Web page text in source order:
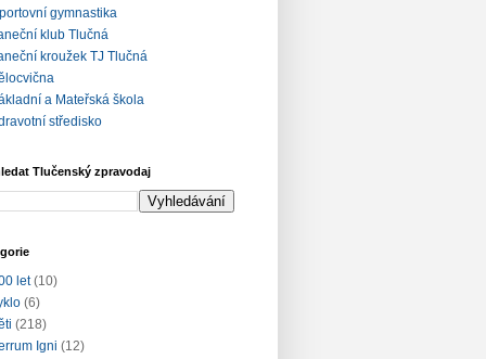
gymnastika
klub Tlučná
kroužek TJ Tlučná
a Mateřská škola
středisko
Tlučenský zpravodaj
let (10)
(6)
(218)
Igni (12)